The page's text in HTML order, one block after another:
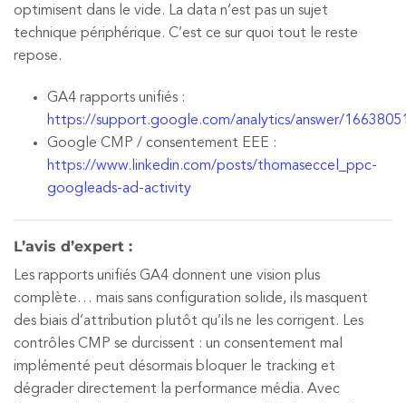
optimisent dans le vide. La data n’est pas un sujet
technique périphérique. C’est ce sur quoi tout le reste
repose.
GA4 rapports unifiés :
https://support.google.com/analytics/answer/
Google CMP / consentement EEE :
https://www.linkedin.com/posts/thomaseccel_ppc-
googleads-ad-activity
L’avis d’expert :
Les rapports unifiés GA4 donnent une vision plus
complète… mais sans configuration solide, ils masquent
des biais d’attribution plutôt qu’ils ne les corrigent. Les
contrôles CMP se durcissent : un consentement mal
implémenté peut désormais bloquer le tracking et
dégrader directement la performance média. Avec